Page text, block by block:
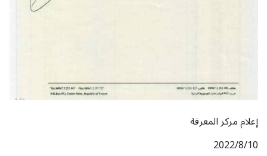
إعلام مركز المعرفة
2022/8/10